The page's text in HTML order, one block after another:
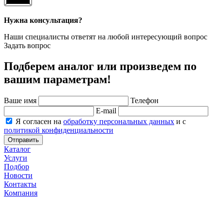
Нужна консультация?
Наши специалисты ответят на любой интересующий вопрос
Задать вопрос
Подберем аналог или произведем по
вашим параметрам!
Ваше имя
Телефон
E-mail
Я согласен на обработку персональных данных и с
политикой конфиденциальности
Отправить
Каталог
Услуги
Подбор
Новости
Контакты
Компания